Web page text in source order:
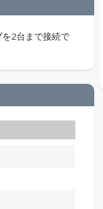
2台まで接続で